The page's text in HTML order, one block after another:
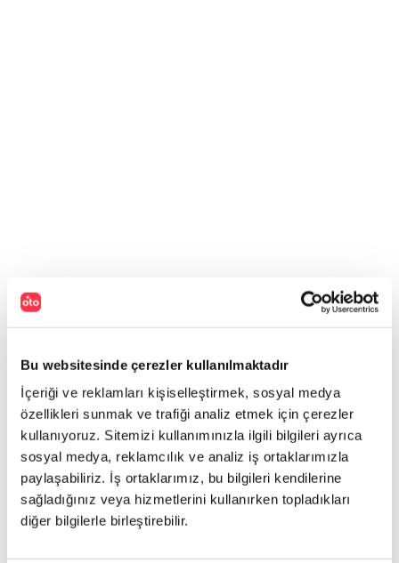
Bu websitesinde çerezler kullanılmaktadır
İçeriği ve reklamları kişiselleştirmek, sosyal medya
özellikleri sunmak ve trafiği analiz etmek için çerezler
kullanıyoruz. Sitemizi kullanımınızla ilgili bilgileri ayrıca
sosyal medya, reklamcılık ve analiz iş ortaklarımızla
paylaşabiliriz. İş ortaklarımız, bu bilgileri kendilerine
sağladığınız veya hizmetlerini kullanırken topladıkları
diğer bilgilerle birleştirebilir.